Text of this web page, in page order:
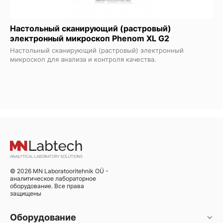
Настольный сканирующий (растровый)
электронный микроскоп Phenom XL G2
Настольный сканирующий (растровый) электронный
микроскоп для анализа и контроля качества.
© 2026 MN Laboratooritehnik OÜ -
аналитическое лабораторное
оборудование. Все права
защищены
Оборудование